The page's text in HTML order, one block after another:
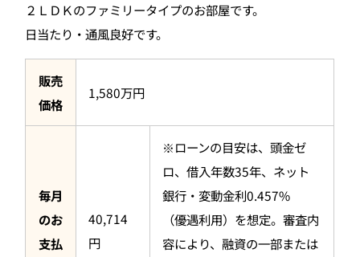
２ＬＤＫのファミリータイプのお部屋です。
日当たり・通風良好です。
販売
価格
1,580万円
毎月
のお
支払
40,714
円
※ローンの目安は、頭金ゼ
ロ、借入年数35年、ネット
銀行・変動金利0.457%
（優遇利用）を想定。審査内
容により、融資の一部または